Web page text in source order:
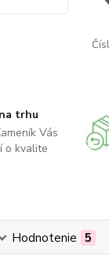
trhu
Vás
o kvalite
Hodnotenie 5